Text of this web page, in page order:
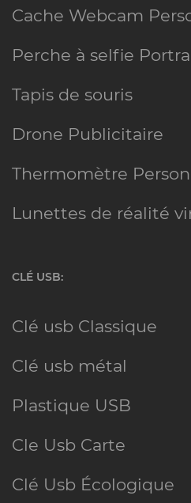
Cache Webcam
Perche à selfie
Tapis de souris
Drone Publicitaire
Thermomètre
Lunettes de réalité
CLÉ USB:
Clé usb Classique
Clé usb métal
Plastique USB
Cle Usb Carte
Clé Usb Écologique